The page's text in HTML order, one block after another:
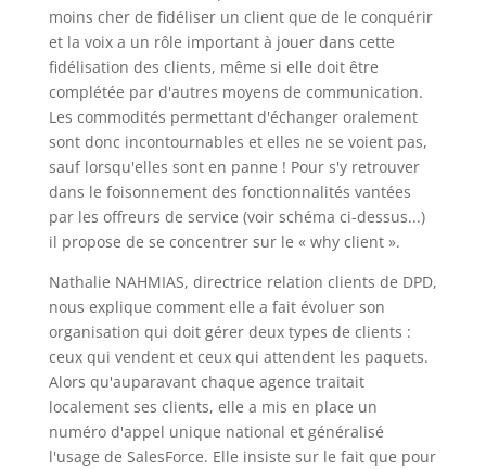
moins cher de fidéliser un client que de le conquérir
et la voix a un rôle important à jouer dans cette
fidélisation des clients, même si elle doit être
complétée par d'autres moyens de communication.
Les commodités permettant d'échanger oralement
sont donc incontournables et elles ne se voient pas,
sauf lorsqu'elles sont en panne ! Pour s'y retrouver
dans le foisonnement des fonctionnalités vantées
par les offreurs de service (voir schéma ci-dessus...)
il propose de se concentrer sur le « why client ».
Nathalie NAHMIAS, directrice relation clients de DPD,
nous explique comment elle a fait évoluer son
organisation qui doit gérer deux types de clients :
ceux qui vendent et ceux qui attendent les paquets.
Alors qu'auparavant chaque agence traitait
localement ses clients, elle a mis en place un
numéro d'appel unique national et généralisé
l'usage de SalesForce. Elle insiste sur le fait que pour